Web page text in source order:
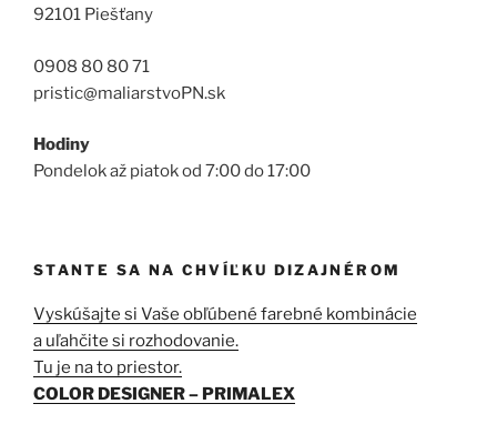
92101 Piešťany
0908 80 80 71
pristic@maliarstvoPN.sk
Hodiny
Pondelok až piatok od 7:00 do 17:00
STANTE SA NA CHVÍĽKU DIZAJNÉROM
Vyskúšajte si Vaše obľúbené farebné kombinácie
a uľahčite si rozhodovanie.
Tu je na to priestor.
COLOR DESIGNER – PRIMALEX